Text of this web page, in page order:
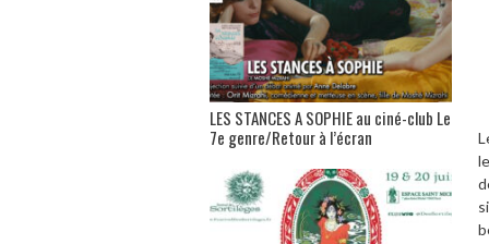
LES STANCES A SOPHIE au ciné-club Le
7e genre/Retour à l’écran